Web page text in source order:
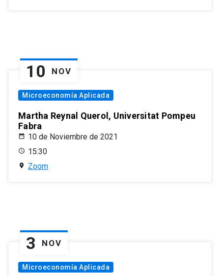
10 NOV
Microeconomía Aplicada
Martha Reynal Querol, Universitat Pompeu
Fabra
10 de Noviembre de 2021
15:30
Zoom
3 NOV
Microeconomía Aplicada